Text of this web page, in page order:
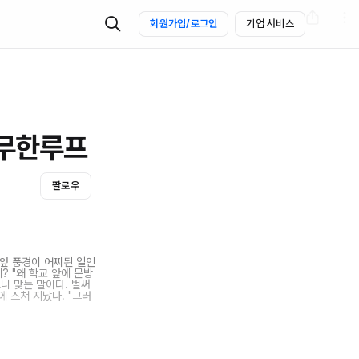
회원가입/로그인 기업 서비스
한루프
팔로우
풍경이 어찌된 일인
"왜 학교 앞에 문방
맞는 말이다. 벌써
스쳐 지났다. "그러